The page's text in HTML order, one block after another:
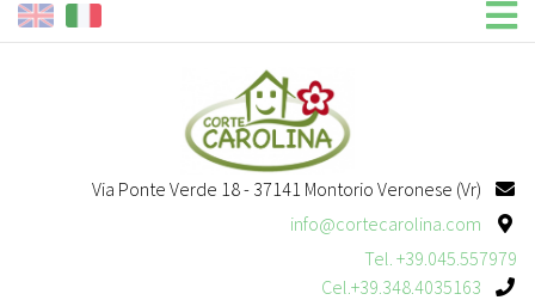
Via Ponte Verde 18 - 37141 Montorio Veronese (Vr)
info@cortecarolina.com
Tel. +39.045.557979
Cel.+39.348.4035163